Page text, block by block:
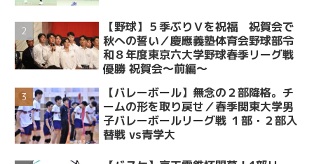
【野球】５季ぶりＶを祝福 祝賀会で
秋への誓い／慶應義塾体育会野球部令
和８年度東京六大学野球春季リーグ戦
優勝 祝賀会～前編～
【バレーボール】無念の２部降格。チ
ームの形を取り戻せ／春季関東大学男
子バレーボールリーグ戦 １部・２部入
替戦 vs青学大